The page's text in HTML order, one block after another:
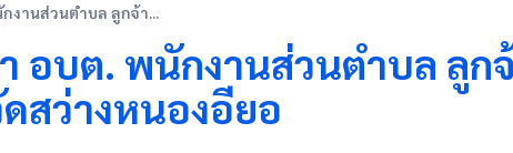
งานส่วนตำบล ลูกจ้า...
อบต. พนักงานส่วนตำบล ลูก
สว่างหนองอียอ